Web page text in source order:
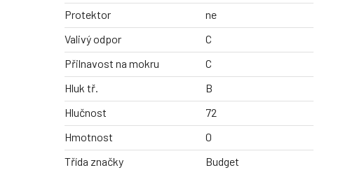
Protektor
ne
Valivý odpor
C
Přilnavost na mokru
C
Hluk tř.
B
Hlučnost
72
Hmotnost
0
Třída značky
Budget